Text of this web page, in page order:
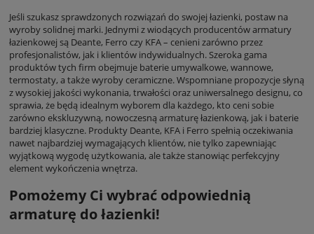
Jeśli szukasz sprawdzonych rozwiązań do swojej łazienki, postaw na
wyroby solidnej marki. Jednymi z wiodących producentów armatury
łazienkowej są Deante, Ferro czy KFA – cenieni zarówno przez
profesjonalistów, jak i klientów indywidualnych. Szeroka gama
produktów tych firm obejmuje baterie umywalkowe, wannowe,
termostaty, a także wyroby ceramiczne. Wspomniane propozycje słyną
z wysokiej jakości wykonania, trwałości oraz uniwersalnego designu, co
sprawia, że będą idealnym wyborem dla każdego, kto ceni sobie
zarówno ekskluzywną, nowoczesną armaturę łazienkową, jak i baterie
bardziej klasyczne. Produkty Deante, KFA i Ferro spełnią oczekiwania
nawet najbardziej wymagających klientów, nie tylko zapewniając
wyjątkową wygodę użytkowania, ale także stanowiąc perfekcyjny
element wykończenia wnętrza.
Pomożemy Ci wybrać odpowiednią
armaturę do łazienki!